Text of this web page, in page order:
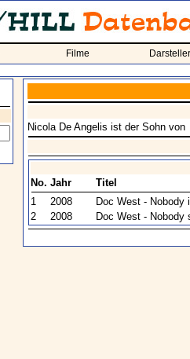
Filme Darsteller
Nicola De Angelis ist der Sohn von
No. Jahr
Titel
1
2008
Doc West - Nobody
2
2008 Doc West - Nobody